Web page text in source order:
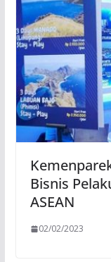
Bisnis
ASEAN
02/02/2023